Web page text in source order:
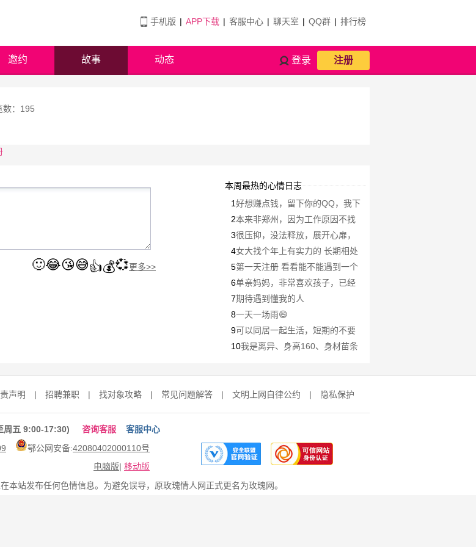
手机版 | APP下载 | 客服中心 | 聊天室 | QQ群 | 排行榜
登录 注册
邀约 故事 动态
： 195
本周最热的心情日志
1好想赚点钱，留下你的QQ，我下
你的微信🤑🤑
2本来非郑州，因为工作原因不找
本地
3很压抑，没法释放，展开心扉，
调整心情
4女大找个年上有实力的 长期相处
5第一天注册 看看能不能遇到一个
属于我我们的缘分
6单亲妈妈，非常喜欢孩子，已经
有两个娃，来自不同的爸爸，第一
个娃是离异，第二个娃没有结婚，
不想结婚的原因是因为后来这个条
件实在差点意思，但是喜欢娃，找
生。
7期待遇到懂我的人
8一天一场雨😄
9可以同居一起生活，短期的不要
来联系我
10我是离异、身高160、身材苗条
海主要冬天喜欢那边的天气路程也
不远帮助我的大方男士哈 一ye情
更多>>
🙂😂😘😅👍💰💞
声明 | 招聘兼职 | 找对象攻略 | 常见问题解答 | 文明上网自律公约 | 隐私保护
周五 9:00-17:30) 咨询客服
客服中心
鄂公网安备:42080402000110号
电脑版| 移动版
站发布任何色情信息。为避免误导，原玫瑰情人网正式更名为玫瑰网。